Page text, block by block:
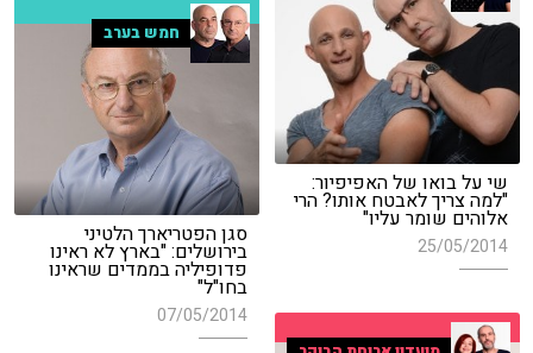
שי על בואו של האפיפיור:
"למה צריך לאבטח אותו? הרי
אלוהים שומר עליו"
25/05/2014
חמש בערב
סגן הפטריארך הלטיני
בירושלים: "בארץ לא ראינו
פדופיליה בממדים שראינו
בחו"ל"
07/05/2014